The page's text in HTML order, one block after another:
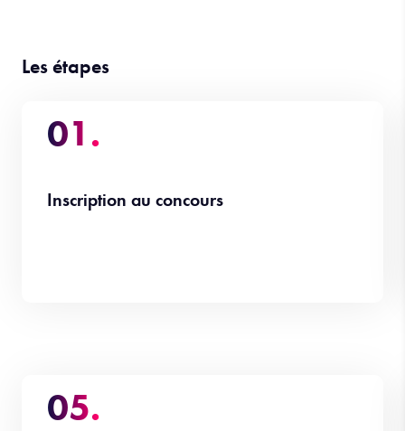
Les étapes
01.
Inscription au concours
05.